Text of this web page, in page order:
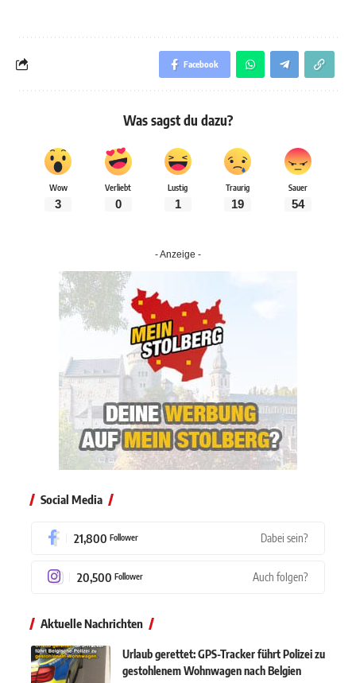
Facebook
Was sagst du dazu?
Wow
3
Verliebt
0
Lustig
1
Traurig
19
Sauer
54
- Anzeige -
Social Media
21,800 Follower Dabei sein?
20,500 Follower Auch folgen?
Aktuelle Nachrichten
Urlaub gerettet: GPS-Tracker führt Polizei zu
gestohlenem Wohnwagen nach Belgien